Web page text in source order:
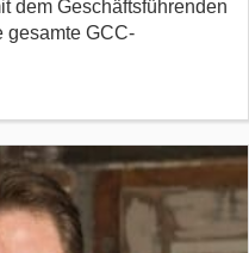
dem Geschäftsführenden
gesamte GCC-